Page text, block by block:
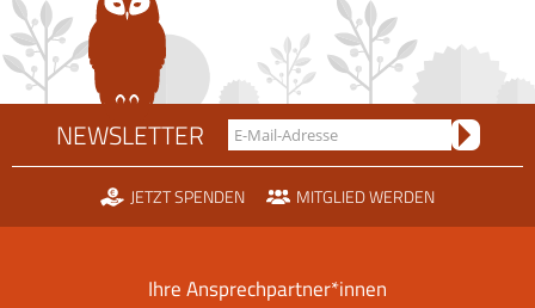
NEWSLETTER
JETZT SPENDEN MITGLIED WERDEN
Ihre Ansprechpartner*innen